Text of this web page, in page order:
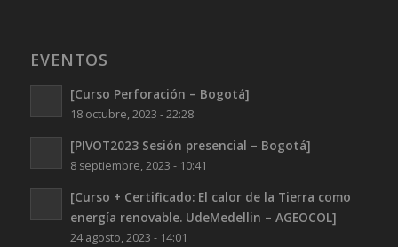
EVENTOS
[Curso Perforación – Bogotá]
18 octubre, 2023 - 22:28
[PIVOT2023 Sesión presencial – Bogotá]
8 septiembre, 2023 - 10:41
[Curso + Certificado: El calor de la Tierra como
energía renovable. UdeMedellin – AGEOCOL]
24 agosto, 2023 - 14:01